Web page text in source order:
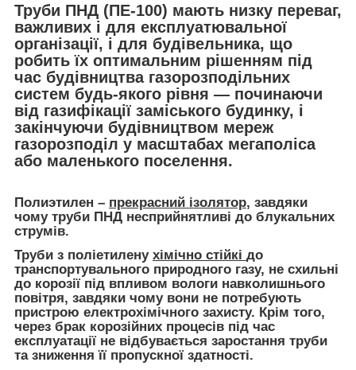
Труби ПНД (ПЕ-100) мають низку переваг,
важливих і для експлуатювальної
організації, і для будівельника, що
робить їх оптимальним рішенням під
час будівництва газорозподільних
систем будь-якого рівня — починаючи
від газифікації заміського будинку, і
закінчуючи будівництвом мереж
газорозподіл у масштабах мегаполіса
або маленького поселення.
Полиэтилен – прекрасний ізолятор, завдяки
чому труби ПНД несприйнятливі до блукальних
струмів.
Труби з поліетилену хімічно стійкі до
транспортувального природного газу, не схильні
до корозії під впливом вологи навколишнього
повітря, завдяки чому вони не потребують
пристрою електрохімічного захисту. Крім того,
через брак корозійних процесів під час
експлуатації не відбувається заростання труби
та зниження її пропускної здатності.